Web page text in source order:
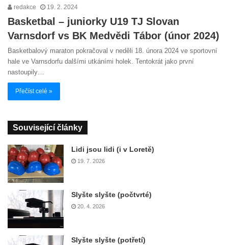
redakce 19. 2. 2024
Basketbal – juniorky U19 TJ Slovan
Varnsdorf vs BK Medvědi Tábor (únor 2024)
Basketbalový maraton pokračoval v neděli 18. února 2024 ve sportovní
hale ve Varnsdorfu dalšími utkáními holek. Tentokrát jako první
nastoupily…
Přečíst celé »
Související články
Lidi jsou lidi (i v Loretě)
19. 7. 2026
Slyšte slyšte (počtvrté)
20. 4. 2026
Slyšte slyšte (potřetí)